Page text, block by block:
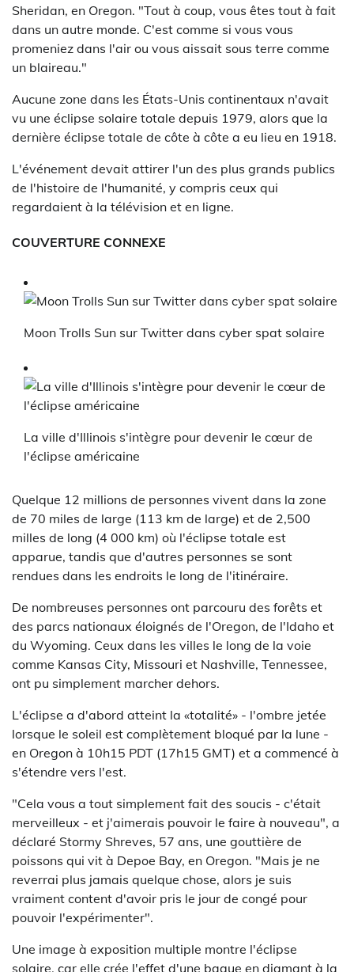
Sheridan, en Oregon. "Tout à coup, vous êtes tout à fait
dans un autre monde. C'est comme si vous vous
promeniez dans l'air ou vous aissait sous terre comme
un blaireau."
Aucune zone dans les États-Unis continentaux n'avait
vu une éclipse solaire totale depuis 1979, alors que la
dernière éclipse totale de côte à côte a eu lieu en 1918.
L'événement devait attirer l'un des plus grands publics
de l'histoire de l'humanité, y compris ceux qui
regardaient à la télévision et en ligne.
COUVERTURE CONNEXE
Moon Trolls Sun sur Twitter dans cyber spat solaire
La ville d'Illinois s'intègre pour devenir le cœur de
l'éclipse américaine
Quelque 12 millions de personnes vivent dans la zone
de 70 miles de large (113 km de large) et de 2,500
milles de long (4 000 km) où l'éclipse totale est
apparue, tandis que d'autres personnes se sont
rendues dans les endroits le long de l'itinéraire.
De nombreuses personnes ont parcouru des forêts et
des parcs nationaux éloignés de l'Oregon, de l'Idaho et
du Wyoming. Ceux dans les villes le long de la voie
comme Kansas City, Missouri et Nashville, Tennessee,
ont pu simplement marcher dehors.
L'éclipse a d'abord atteint la «totalité» - l'ombre jetée
lorsque le soleil est complètement bloqué par la lune -
en Oregon à 10h15 PDT (17h15 GMT) et a commencé à
s'étendre vers l'est.
"Cela vous a tout simplement fait des soucis - c'était
merveilleux - et j'aimerais pouvoir le faire à nouveau", a
déclaré Stormy Shreves, 57 ans, une gouttière de
poissons qui vit à Depoe Bay, en Oregon. "Mais je ne
reverrai plus jamais quelque chose, alors je suis
vraiment content d'avoir pris le jour de congé pour
pouvoir l'expérimenter".
Une image à exposition multiple montre l'éclipse
solaire, car elle crée l'effet d'une bague en diamant à la